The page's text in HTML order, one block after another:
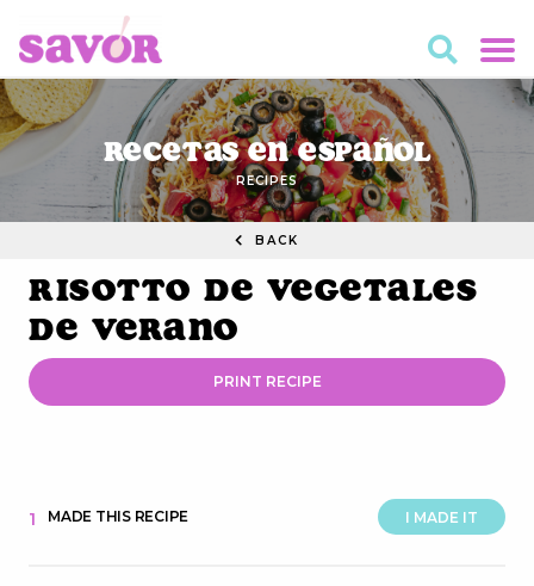
Recetas en Español
RECIPES
BACK
Risotto de Vegetales
de Verano
PRINT RECIPE
I MADE IT
1 MADE THIS RECIPE